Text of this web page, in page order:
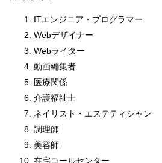
ITエンジニア・プログラマー
Webデザイナー
Webライター
動画編集者
医療関係
介護福祉士
ネイリスト・エステティシャン
調理師
美容師
在宅コールセンター